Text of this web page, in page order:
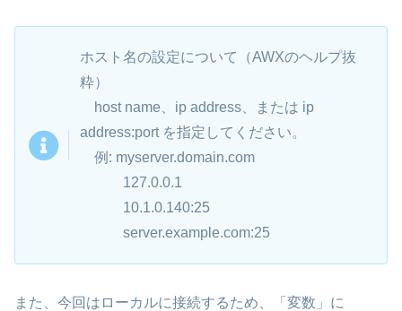
ホスト名の設定について（AWXのヘルプ抜
粋）
host name、ip address、または ip
address:port を指定してください。
例: myserver.domain.com
127.0.0.1
10.1.0.140:25
server.example.com:25
また、今回はローカルに接続するため、「変数」に